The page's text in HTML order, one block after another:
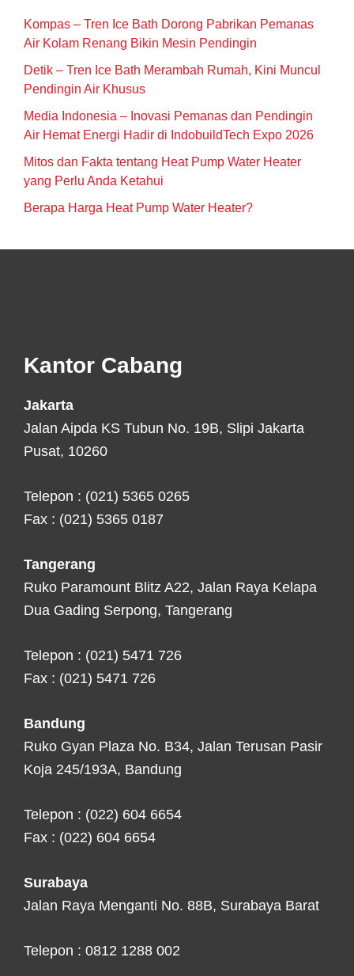
Kompas – Tren Ice Bath Dorong Pabrikan Pemanas
Air Kolam Renang Bikin Mesin Pendingin
Detik – Tren Ice Bath Merambah Rumah, Kini Muncul
Pendingin Air Khusus
Media Indonesia – Inovasi Pemanas dan Pendingin
Air Hemat Energi Hadir di IndobuildTech Expo 2026
Mitos dan Fakta tentang Heat Pump Water Heater
yang Perlu Anda Ketahui
Berapa Harga Heat Pump Water Heater?
Kantor Cabang
Jakarta
Jalan Aipda KS Tubun No. 19B, Slipi Jakarta
Pusat, 10260
Telepon : (021) 5365 0265
Fax : (021) 5365 0187
Tangerang
Ruko Paramount Blitz A22, Jalan Raya Kelapa
Dua Gading Serpong, Tangerang
Telepon : (021) 5471 726
Fax : (021) 5471 726
Bandung
Ruko Gyan Plaza No. B34, Jalan Terusan Pasir
Koja 245/193A, Bandung
Telepon : (022) 604 6654
Fax : (022) 604 6654
Surabaya
Jalan Raya Menganti No. 88B, Surabaya Barat
Telepon : 0812 1288 002